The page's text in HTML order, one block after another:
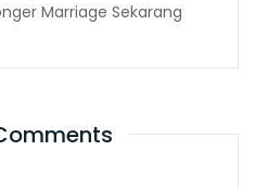
Marriage Sekarang